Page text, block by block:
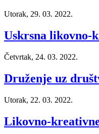
Utorak, 29. 03. 2022.
Uskrsna likovno-
Četvrtak, 24. 03. 2022.
Druženje uz
Utorak, 22. 03. 2022.
Likovno-